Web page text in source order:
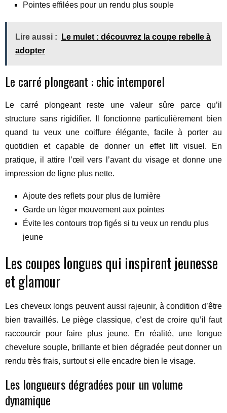
Pointes effilées pour un rendu plus souple
Lire aussi :
Le mulet : découvrez la coupe rebelle à
adopter
Le carré plongeant : chic intemporel
Le carré plongeant reste une valeur sûre parce qu’il
structure sans rigidifier. Il fonctionne particulièrement bien
quand tu veux une coiffure élégante, facile à porter au
quotidien et capable de donner un effet lift visuel. En
pratique, il attire l’œil vers l’avant du visage et donne une
impression de ligne plus nette.
Ajoute des reflets pour plus de lumière
Garde un léger mouvement aux pointes
Évite les contours trop figés si tu veux un rendu plus
jeune
Les coupes longues qui inspirent jeunesse
et glamour
Les cheveux longs peuvent aussi rajeunir, à condition d’être
bien travaillés. Le piège classique, c’est de croire qu’il faut
raccourcir pour faire plus jeune. En réalité, une longue
chevelure souple, brillante et bien dégradée peut donner un
rendu très frais, surtout si elle encadre bien le visage.
Les longueurs dégradées pour un volume
dynamique